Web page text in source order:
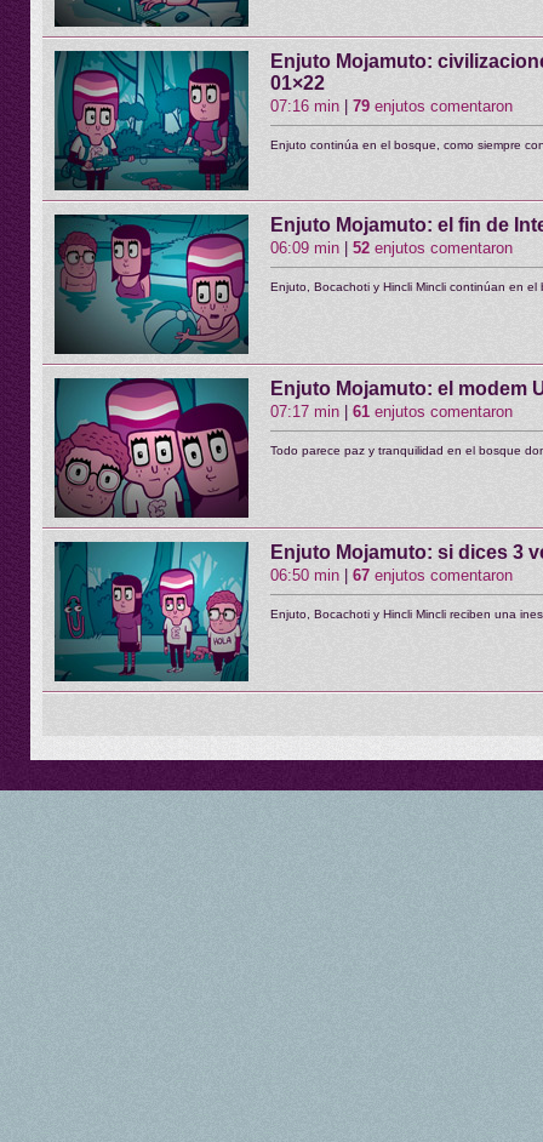
Enjuto Mojamuto:
01×22
07:16 min 79 enjutos comentaron
Enjuto continúa en el bosque, como siempre
Enjuto Mojamuto: el fin de
06:09 min 52 enjutos comentaron
Enjuto, Bocachoti y Hincli Mincli continúan en
Enjuto Mojamuto: el modem
07:17 min 61 enjutos comentaron
Todo parece paz y tranquilidad en el bosque
Enjuto Mojamuto: si dices 3
06:50 min 67 enjutos comentaron
Enjuto, Bocachoti y Hincli Mincli reciben una